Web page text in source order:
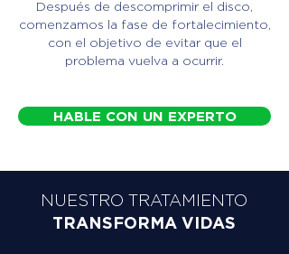
Después de descomprimir el disco,
comenzamos la fase de fortalecimiento,
con el objetivo de evitar que el
problema vuelva a ocurrir.
HABLE CON UN EXPERTO
NUESTRO TRATAMIENTO
TRANSFORMA VIDAS